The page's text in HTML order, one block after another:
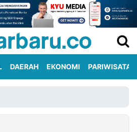
DAERAH EKONOMI PARIWISATA